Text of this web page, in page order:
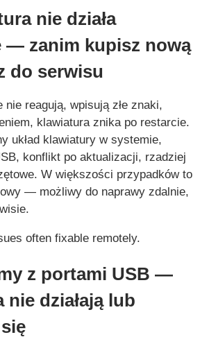
nie działa
— zanim kupisz nową
do serwisu
reagują, wpisują złe znaki,
klawiatura znika po restarcie.
układ klawiatury w systemie,
konflikt po aktualizacji, rzadziej
W większości przypadków to
— możliwy do naprawy zdalnie,
often fixable remotely.
z portami USB —
nie działają lub